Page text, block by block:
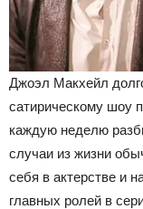
Джоэл Макхейл
сатирическому шоу
каждую неделю
случаи из жизни
себя в актерстве и
главных ролей в